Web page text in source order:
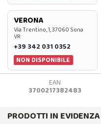
VERONA
Via Trentino, 1, 37060 Sona
VR
+39 342 031 0352
NON DISPONIBILE
EAN
3700217382483
PRODOTTI IN EVIDENZA